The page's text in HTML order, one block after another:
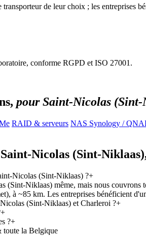
de leur choix ; les entreprises
conforme RGPD et ISO 27001.
pour Saint-Nicolas (Sint-
RAID & serveurs NAS Synology /
Nicolas (Sint-
Nicolas (Sint-Niklaas) ?+
(Sint-Niklaas) même, mais nous couvrons
à ~85 km. Les entreprises bénéficient
(Sint-Niklaas) et Charleroi ?+
+
?+
toute la Belgique